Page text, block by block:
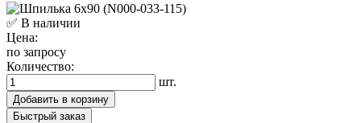
✅ В наличии
Цена:
по запросу
Количество:
шт.
Добавить в корзину
Быстрый заказ